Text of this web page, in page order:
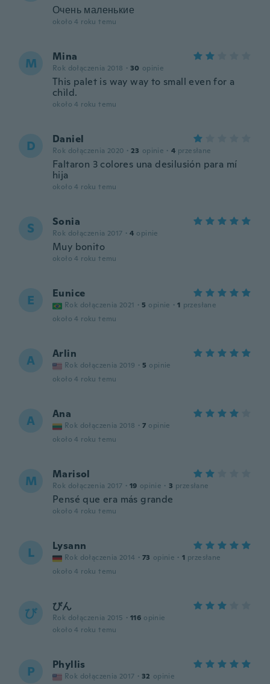
Очень маленькие
około 4 roku temu
M Mina
Rok dołączenia 2018 · 30 opinie
This palet is way way to small even for a
chìld.
około 4 roku temu
D Daniel
Rok dołączenia 2020 · 23 opinie · 4 przesłane
Faltaron 3 colores una desilusión para mí
hija
około 4 roku temu
S Sonia
Rok dołączenia 2017 · 4 opinie
Muy bonito
około 4 roku temu
E Eunice
Rok dołączenia 2021 · 5 opinie · 1 przesłane
około 4 roku temu
A Arlin
Rok dołączenia 2019 · 5 opinie
około 4 roku temu
A Ana
Rok dołączenia 2018 · 7 opinie
około 4 roku temu
M Marisol
Rok dołączenia 2017 · 19 opinie · 3 przesłane
Pensé que era más grande
około 4 roku temu
L Lysann
Rok dołączenia 2014 · 73 opinie · 1 przesłane
około 4 roku temu
び びん
Rok dołączenia 2015 · 116 opinie
około 4 roku temu
P Phyllis
Rok dołączenia 2017 · 32 opinie